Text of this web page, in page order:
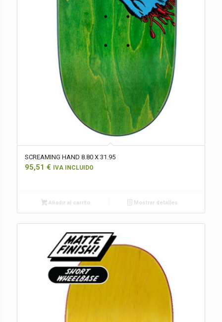
SCREAMING HAND 8.80 X 31.95
95,51 € IVA INCLUIDO
Añadir al carrito Mostrar detalles